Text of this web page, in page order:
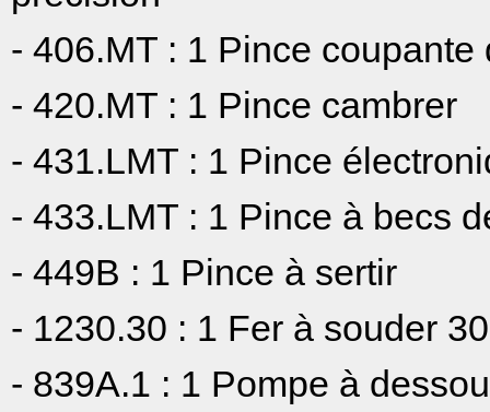
- 406.MT : 1 Pince coupante
- 420.MT : 1 Pince cambrer
- 431.LMT : 1 Pince
- 433.LMT : 1 Pince à becs
- 449B : 1 Pince à sertir
- 1230.30 : 1 Fer à souder
- 839A.1 : 1 Pompe à